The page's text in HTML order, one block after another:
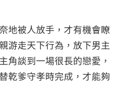
地被人放手，才有機會瞭
游走天下行為，放下男主
角談到一場很長的戀愛，
乾爹守孝時完成，才能夠